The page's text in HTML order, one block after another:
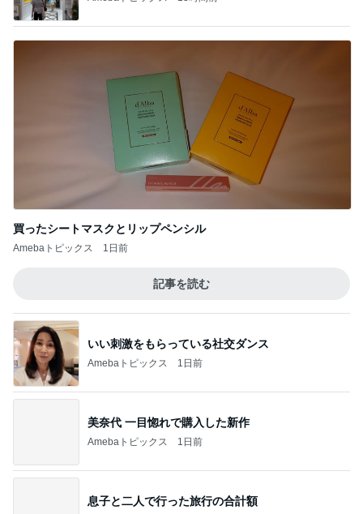
Amebaトピックス 2日前
来年から子供が3人になる家庭
Amebaトピックス 19時間前
ノッチ ツーリング先で縁起良いネズミ
Amebaトピックス
記事を読む
これ以上裏切られたら壊れる私